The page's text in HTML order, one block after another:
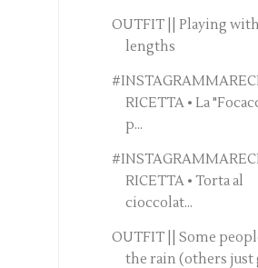
OUTFIT || Playing with
lengths
RICETTA • La
p...
RICETTA • Torta al
cioccolat...
OUTFIT || Some
the rain (others just